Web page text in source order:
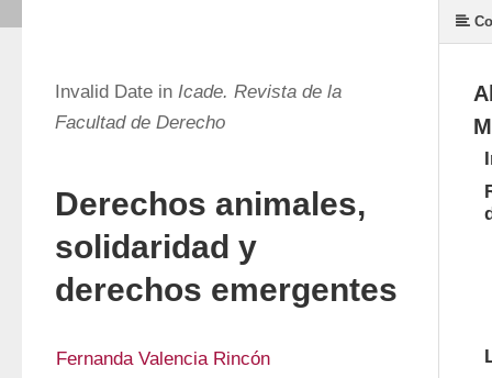
Invalid Date in Icade. Revista de la
Facultad de Derecho
Derechos animales,
solidaridad y
derechos emergentes
Fernanda Valencia Rincón